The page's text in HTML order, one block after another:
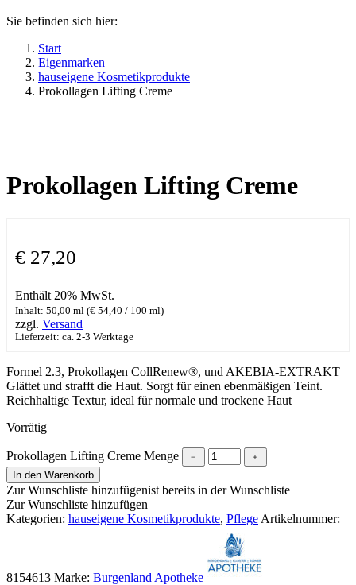
Sie befinden sich hier:
Start
Eigenmarken
hauseigene Kosmetikprodukte
Prokollagen Lifting Creme
Prokollagen Lifting Creme
€ 27,20
Enthält 20% MwSt.
Inhalt: 50,00 ml (€ 54,40 / 100 ml)
zzgl. Versand
Lieferzeit: ca. 2-3 Werktage
Formel 2.3, Prokollagen CollRenew®, und AKEBIA-EXTRAKT
Glättet und strafft die Haut. Sorgt für einen ebenmäßigen Teint.
Reichhaltige Textur, ideal für normale und trockene Haut
Vorrätig
Prokollagen Lifting Creme Menge ﹣
﹢
In den Warenkorb
Zur Wunschliste hinzufügenist bereits in der Wunschliste
Zur Wunschliste hinzufügen
Kategorien: hauseigene Kosmetikprodukte, Pflege Artikelnummer:
8154613 Marke: Burgenland Apotheke